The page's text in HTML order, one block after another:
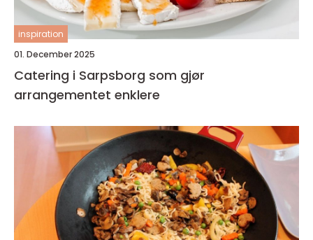
inspiration
01. December 2025
Catering i Sarpsborg som gjør
arrangementet enklere